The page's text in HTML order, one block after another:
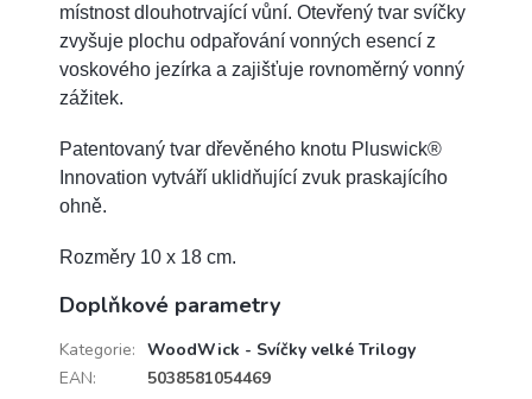
místnost dlouhotrvající vůní. Otevřený tvar svíčky
zvyšuje plochu odpařování vonných esencí z
voskového jezírka a zajišťuje rovnoměrný vonný
zážitek.
Patentovaný tvar dřevěného knotu Pluswick®
Innovation vytváří uklidňující zvuk praskajícího
ohně.
Rozměry 10 x 18 cm.
Doplňkové parametry
Kategorie: WoodWick - Svíčky velké Trilogy
EAN: 5038581054469